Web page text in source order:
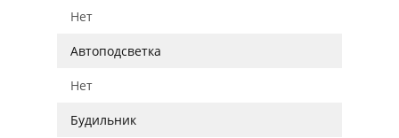
Нет
Автоподсветка
Нет
Будильник